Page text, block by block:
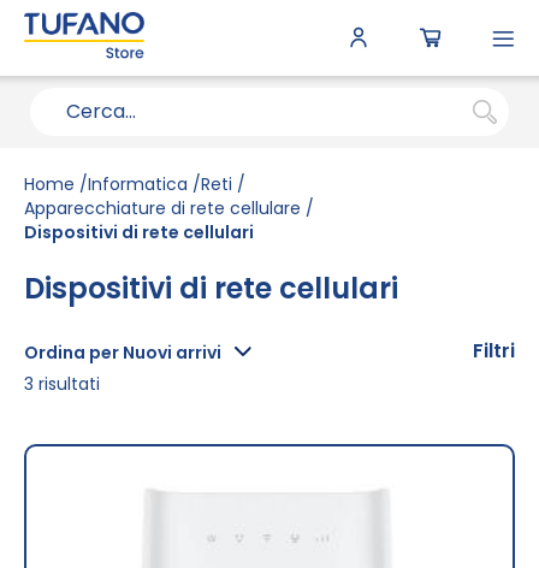
Home Informatica Reti
Apparecchiature di rete cellulare
Dispositivi di rete cellulari
Dispositivi di rete cellulari
Ordina per Nuovi arrivi
3 risultati
Filtri